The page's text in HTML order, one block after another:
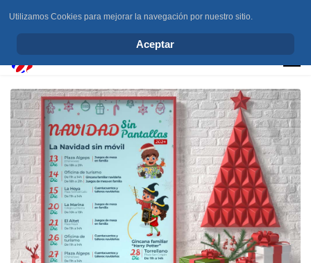
Utilizamos Cookies para mejorar la navegación por nuestro sitio.
Aceptar